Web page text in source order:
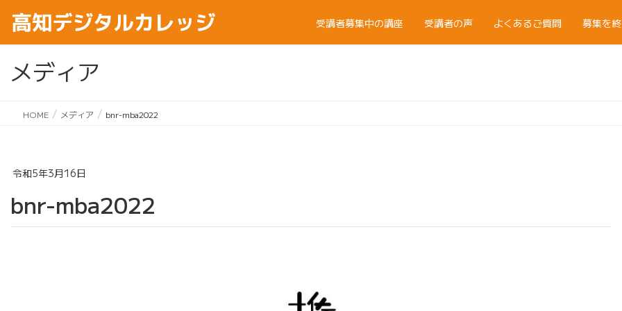
受講者募集中の講座 受講者の声 よくあるご質問 募集を
メディア
HOME メディア bnr-mba2022
令和5年3月16日
bnr-mba2022